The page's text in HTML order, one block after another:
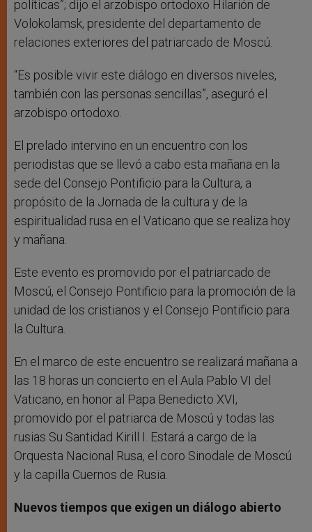
políticas”; dijo el arzobispo ortodoxo Hilarión de
Volokolamsk, presidente del departamento de
relaciones exteriores del patriarcado de Moscú.
“Es posible vivir este diálogo en diversos niveles,
también con las personas sencillas”, aseguró el
arzobispo ortodoxo.
El prelado intervino en un encuentro con los
periodistas que se llevó a cabo esta mañana en la
sede del Consejo Pontificio para la Cultura, a
propósito de la Jornada de la cultura y de la
espiritualidad rusa en el Vaticano que se realiza hoy
y mañana.
Este evento es promovido por el patriarcado de
Moscú, el Consejo Pontificio para la promoción de la
unidad de los cristianos y el Consejo Pontificio para
la Cultura.
En el marco de este encuentro se realizará mañana a
las 18 horas un concierto en el Aula Pablo VI del
Vaticano, en honor al Papa Benedicto XVI,
promovido por el patriarca de Moscú y todas las
rusias Su Santidad Kirill I. Estará a cargo de la
Orquesta Nacional Rusa, el coro Sinodale de Moscú
y la capilla Cuernos de Rusia.
Nuevos tiempos que exigen un diálogo abierto